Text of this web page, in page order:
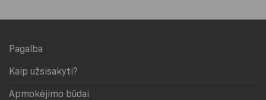
Pagalba
Kaip užsisakyti?
Apmokėjimo būdai